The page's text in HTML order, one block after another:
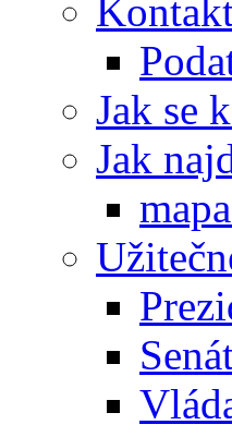
Jak se
Jak